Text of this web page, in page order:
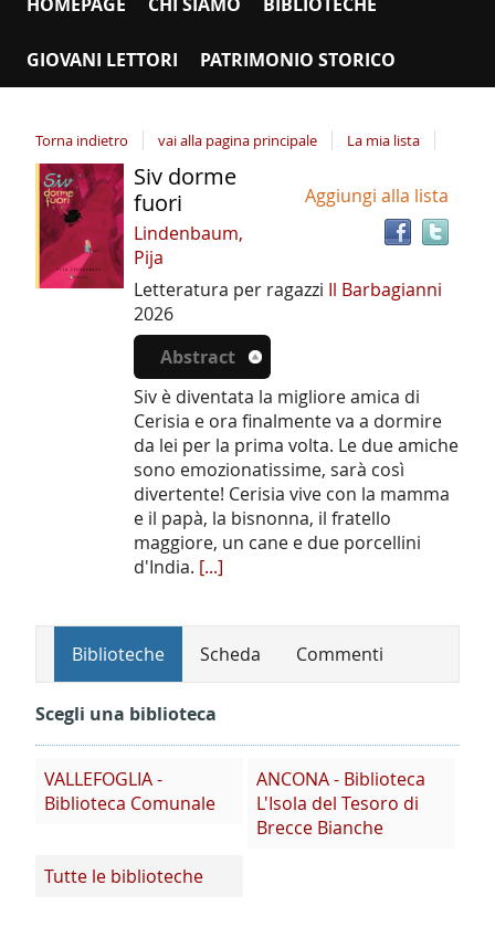
GIOVANI LETTORI PATRIMONIO STORICO
Torna indietro vai alla pagina principale La mia lista
Dettaglio
del
documento
Aggiungi alla lista
Siv dorme
fuori
Lindenbaum,
Pija
Letteratura per ragazzi Il Barbagianni
2026
Abstract
Siv è diventata la migliore amica di
Cerisia e ora finalmente va a dormire
da lei per la prima volta. Le due amiche
sono emozionatissime, sarà così
divertente! Cerisia vive con la mamma
e il papà, la bisnonna, il fratello
maggiore, un cane e due porcellini
d'India. [...]
Biblioteche Scheda Commenti
Scegli una biblioteca
VALLEFOGLIA -
Biblioteca Comunale
ANCONA - Biblioteca
L'Isola del Tesoro di
Brecce Bianche
Tutte le biblioteche